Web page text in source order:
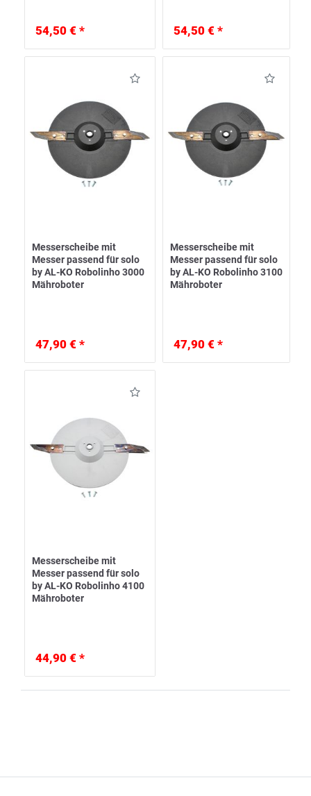
54,50 € * 54,50 € *
Messerscheibe mit
Messer passend für solo
by AL-KO Robolinho 3000
Mähroboter
47,90 € *
Messerscheibe mit
Messer passend für solo
by AL-KO Robolinho 3100
Mähroboter
47,90 € *
Messerscheibe mit
Messer passend für solo
by AL-KO Robolinho 4100
Mähroboter
44,90 € *